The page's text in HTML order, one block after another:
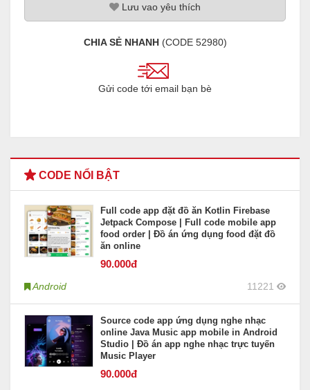
Lưu vao yêu thích
CHIA SẺ NHANH(CODE 52980)
Gửi code tới email bạn bè
CODE NỔI BẬT
Full code app đặt đồ ăn Kotlin Firebase
Jetpack Compose | Full code mobile app
food order | Đồ án ứng dụng food đặt đồ
ăn online
90.000đ
Android 11221
Source code app ứng dụng nghe nhạc
online Java Music app mobile in Android
Studio | Đồ án app nghe nhạc trực tuyến
Music Player
90.000đ